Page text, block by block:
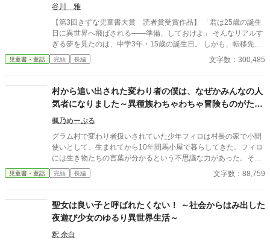
谷川 雅
【第3回きずな児童書大賞 読者賞受賞作品】 「君は25歳の誕生
日に異世界へ飛ばされる――準備、しておけよ」 そんなリアルす
ぎる夢を見たのは、中学3年・15歳の誕生日。 しかも、転移先は
「魔法もあるけど生活水準は中世並み」、しかも「チート能力一
切なし」！？ 死ぬ気で学べ。鍛えろ。生き抜け。 目指すのは、剣
部、進学先は国立農業高校。大学では、園芸、畜産・農業経営・
バイオエネルギーまで学び、最終的には油が採れるジャガイモを
発見して学内ベンチャーの社長に―― そう、全部は「異世界で生
きるため」！ そしてついに25歳の誕生日。目を覚ますと、そこは
剣と魔法の異世界。 武器は竹刀、知識はリアル、金は……時計を
売った。 ここから始まるのは、“計画された異世界成り上がり”！
「魔法がなくても、俺には農業と剣がある――」 未来を知る少年
が、10年かけて“最強の一般人”になり、異世界を生き抜く！ ※
「準備型転移」×「ノンチートリアル系」×「農業×剣術×起業」異
児童書・童話 完結 長編 文字数：300,485
村から追い出された変わり者の僕は、なぜかみんなの人
気者になりました～異種族わちゃわちゃ冒険ものがたり
～
楓乃めーぷる
グラム村で変わり者扱いされていた少年フィロは村長の家で小間
使いとして、生まれてから10年間馬小屋で暮らしてきた。フィロ
には生き物たちの言葉が分かるという不思議な力があった。その
せいで同年代の子どもたちにも仲良くしてもらえず、友達は森で
助けた赤い鳥のポイと馬小屋の馬と村で飼われている鶏くらい
日村に黒くて大きなドラゴンがやってくる。ドラゴンは怒り村人
たちでは歯が立たない。石を投げつけて何とか追い返そうとする
が、必死に何かを訴えている. 気になったフィロが村長に申し出て
ドラゴンの話を聞くと、ドラゴンの巣を荒らした者が村にいるこ
児童書・童話 完結 長編 文字数：88,759
聖女は良い子と呼ばれたくない！ ～社会からはみ出した
夜遊び少女のゆるり異世界生活～
釈 余白